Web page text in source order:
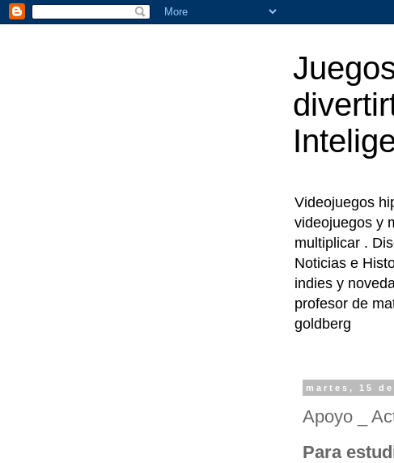
Videojuegos
videojuegos y
multiplicar .
Noticias e
indies y
profesor de
goldberg
martes, 15
Apoyo _
Para